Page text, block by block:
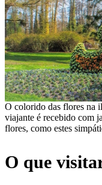
O colorido das flores na
viajante é recebido com
flores, como estes
O que